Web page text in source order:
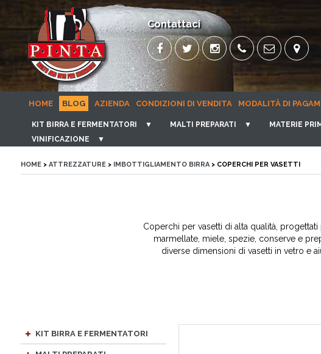
Contattaci
HOME BLOG AZIENDA CONDIZIONI DI VENDITA MODALITÀ DI
KIT BIRRA E FERMENTATORI ▼ MALTI PREPARATI ▼ MATERIE
VINIFICAZIONE
▼
HOME> ATTREZZATURE> IMBOTTIGLIAMENTO BIRRA> COPERCHI PER VASETTI
Coperchi per vasetti di alta qualità,
marmellate, miele, spezie, conserve e
diverse dimensioni di vasetti in vetro e
KIT BIRRA E FERMENTATORI